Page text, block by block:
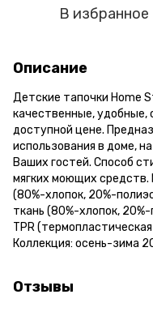
В избранное
Описание
Детские тапочки Home
качественные, удобные,
доступной цене.
использования в доме,
Ваших гостей. Способ
мягких моющих средств.
(80%-хлопок, 20%-
ткань (80%-хлопок,
TPR
Коллекция: осень-зима
Отзывы